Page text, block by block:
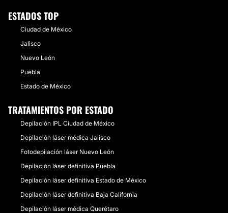
ESTADOS TOP
Ciudad de México
Jalisco
Nuevo León
Puebla
Estado de México
TRATAMIENTOS POR ESTADO
Depilación IPL Ciudad de México
Depilación láser médica Jalisco
Fotodepilación láser Nuevo León
Depilación láser definitiva Puebla
Depilación láser definitiva Estado de México
Depilación láser definitiva Baja California
Depilación láser médica Querétaro